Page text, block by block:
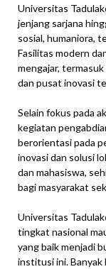
Universitas
jenjang sarjana
sosial, humaniora,
Fasilitas modern
mengajar,
dan pusat inovasi
Selain fokus pada
kegiatan
berorientasi pada
inovasi dan solusi
dan mahasiswa,
bagi masyarakat
Universitas
tingkat nasional
yang baik menjadi
institusi ini. Banyak